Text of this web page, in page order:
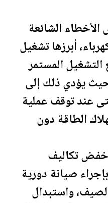
الشائعة
أبرزها تشغيل
المستمر
حيث يؤدي ذلك إلى
عند توقف عملية
الطاقة دون
تكاليف
صيانة دورية
واستبدال